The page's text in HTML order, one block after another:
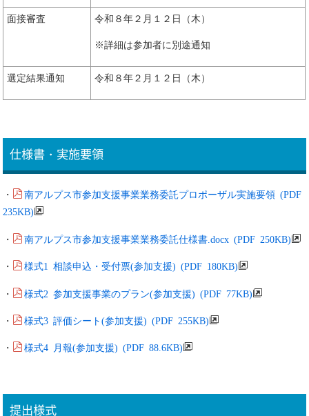
面接審査 令和８年２月１２日（木）
※詳細は参加者に別途通知
選定結果通知 令和８年２月１２日（木）
仕様書・実施要領
・
南アルプス市参加支援事業業務委託プロポーザル実施要領 (PDF
235KB)
・ 南アルプス市参加支援事業業務委託仕様書.docx (PDF 250KB)
・ 様式1 相談申込・受付票(参加支援) (PDF 180KB)
・ 様式2 参加支援事業のプラン(参加支援) (PDF 77KB)
・ 様式3 評価シート(参加支援) (PDF 255KB)
・ 様式4 月報(参加支援) (PDF 88.6KB)
提出様式